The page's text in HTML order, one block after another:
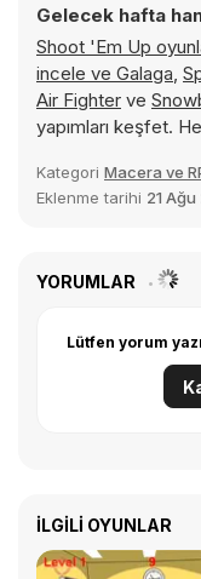
Gelecek hafta
Shoot 'Em Up
incele ve Galaga,
Air Fighter ve
yapımları keşfet.
Kategori Macera ve
Eklenme tarihi 21
YORUMLAR
Lütfen yorum
İLGILI OYUNLAR